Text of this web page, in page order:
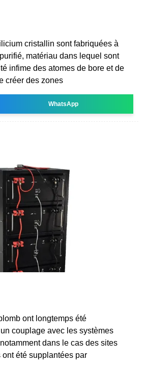
cristallin sont fabriquées à
matériau dans lequel sont
infime des atomes de bore et de
créer des zones
WhatsApp
ont longtemps été
couplage avec les systèmes
dans le cas des sites
été supplantées par